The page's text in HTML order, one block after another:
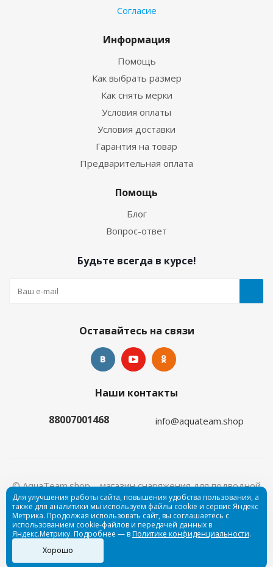
Согласие
Информация
Помощь
Как выбрать размер
Как снять мерки
Условия оплаты
Условия доставки
Гарантия на товар
Предварительная оплата
Помощь
Блог
Вопрос-ответ
Будьте всегда в курсе!
Оставайтесь на связи
Наши контакты
88007001468
info@aquateam.shop
© AquaTeam.shop – магазин снаряжения для подводной
охоты и дайвинга, 2026Пользовательское соглашение
Для улучшения работы сайта, повышения удобства пользования, а
также для аналитики мы используем файлы cookie и сервис Яндекс
Метрика. Продолжая использовать сайт, вы соглашаетесь с
использованием cookie-файлов и передачей данных в
Яндекс.Метрику. Подробнее — вПолитике конфиденциальности.
Хорошо